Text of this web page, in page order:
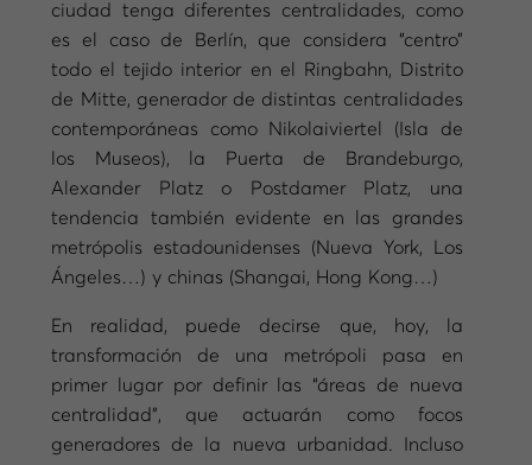
ciudad tenga diferentes centralidades, como
es el caso de Berlín, que considera “centro”
todo el tejido interior en el Ringbahn, Distrito
de Mitte, generador de distintas centralidades
contemporáneas como Nikolaiviertel (Isla de
los Museos), la Puerta de Brandeburgo,
Alexander Platz o Postdamer Platz, una
tendencia también evidente en las grandes
metrópolis estadounidenses (Nueva York, Los
Ángeles…) y chinas (Shangai, Hong Kong…)
En realidad, puede decirse que, hoy, la
transformación de una metrópoli pasa en
primer lugar por definir las “áreas de nueva
centralidad”, que actuarán como focos
generadores de la nueva urbanidad. Incluso